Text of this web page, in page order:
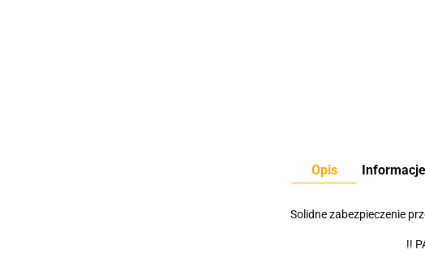
Opis
Solidne zabezpieczenie
!!